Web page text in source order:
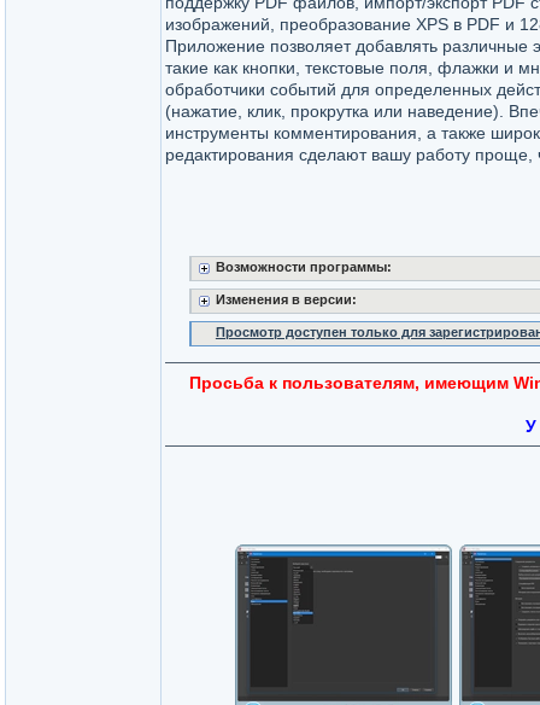
изображений, преобразование XPS в PDF и
Приложение позволяет добавлять различные
такие как кнопки, текстовые поля, флажки и
обработчики событий для определенных
(нажатие, клик, прокрутка или наведение).
инструменты комментирования, а также
редактирования сделают вашу работу проще,
Возможности программы:
Изменения в версии:
Просмотр доступен только для
Просьба к пользователям, имеющим
У